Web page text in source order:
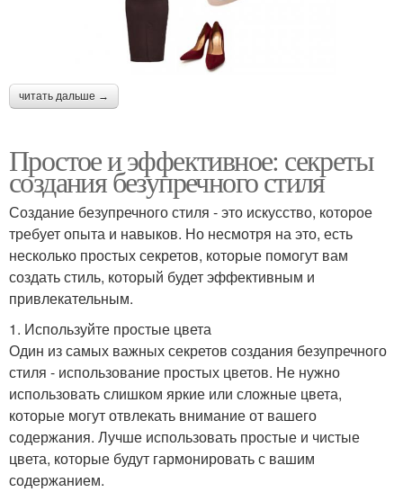
читать дальше →
Простое и эффективное: секреты
создания безупречного стиля
Создание безупречного стиля - это искусство, которое
требует опыта и навыков. Но несмотря на это, есть
несколько простых секретов, которые помогут вам
создать стиль, который будет эффективным и
привлекательным.
1. Используйте простые цвета
Один из самых важных секретов создания безупречного
стиля - использование простых цветов. Не нужно
использовать слишком яркие или сложные цвета,
которые могут отвлекать внимание от вашего
содержания. Лучше использовать простые и чистые
цвета, которые будут гармонировать с вашим
содержанием.